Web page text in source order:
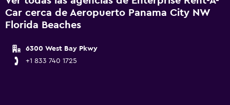
Car cerca de Aeropuerto Panama City NW
Florida Beaches
6300 West Bay Pkwy
+1 833 740 1725